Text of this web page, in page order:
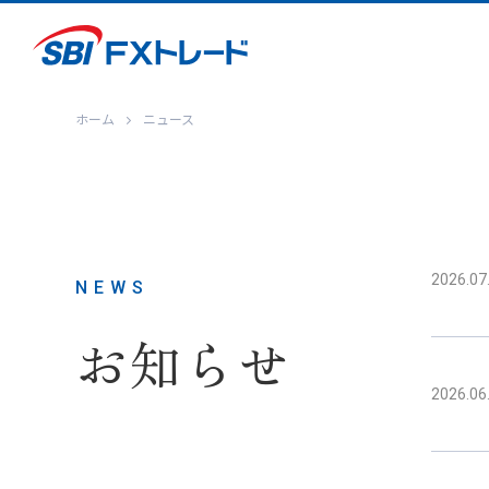
ホーム ニュース
NEWS
お知らせ